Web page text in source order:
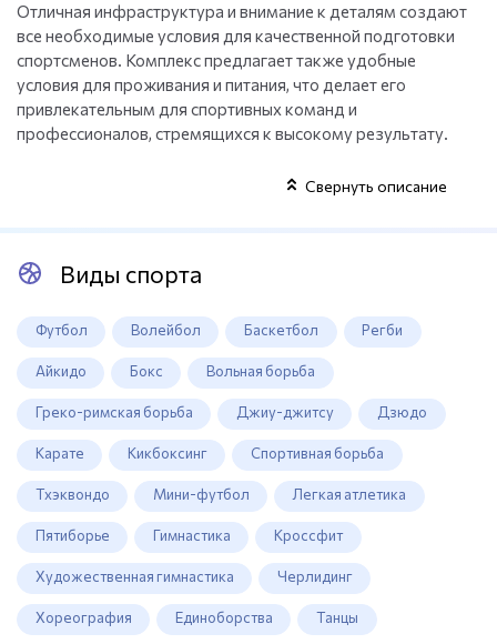
Отличная инфраструктура и внимание к деталям создают
все необходимые условия для качественной подготовки
спортсменов. Комплекс предлагает также удобные
условия для проживания и питания, что делает его
привлекательным для спортивных команд и
профессионалов, стремящихся к высокому результату.
Свернуть описание
Виды спорта
Футбол Волейбол Баскетбол Регби
Айкидо Бокс Вольная борьба
Греко-римская борьба Джиу-джитсу Дзюдо
Карате Кикбоксинг Спортивная борьба
Тхэквондо Мини-футбол Легкая атлетика
Пятиборье Гимнастика Кроссфит
Художественная гимнастика Черлидинг
Хореография Единоборства Танцы